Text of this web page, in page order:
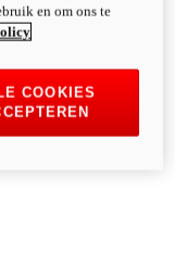
en om ons te
COOKIES